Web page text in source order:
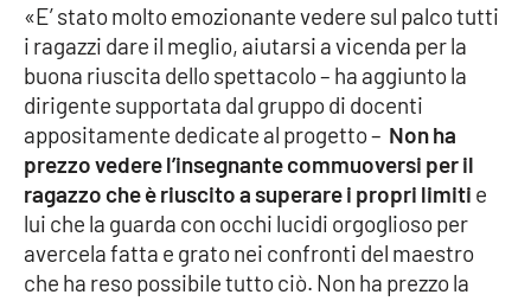
Lacapitalenews.it
Ilreggino.it
Cosenzachannel.it
Ilvibonese.it
Catanzarochannel.it
«E’ stato molto emozionante vedere sul palco tutti
i ragazzi dare il meglio, aiutarsi a vicenda per la
buona riuscita dello spettacolo – ha aggiunto la
dirigente supportata dal gruppo di docenti
appositamente dedicate al progetto – Non ha
prezzo vedere l’insegnante commuoversi per il
ragazzo che è riuscito a superare i propri limiti e
lui che la guarda con occhi lucidi orgoglioso per
avercela fatta e grato nei confronti del maestro
che ha reso possibile tutto ciò. Non ha prezzo la